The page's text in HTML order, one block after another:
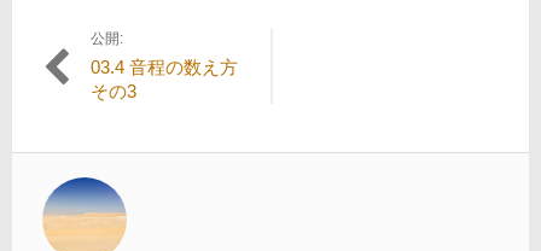
投
稿
ビ
ゲ
ー
公開:
03.4 音程の数え方
その3